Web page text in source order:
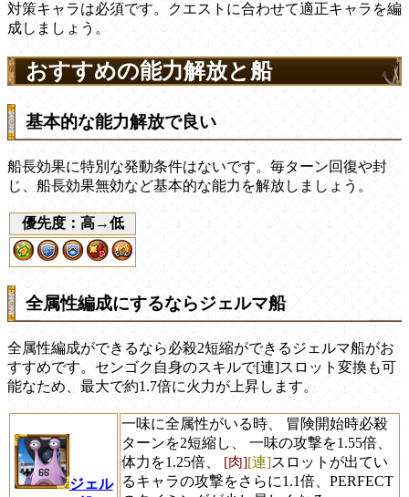
対策キャラは必須です。クエストに合わせて適正キャラを編
成しましょう。
おすすめの能力解放と船
基本的な能力解放で良い
船長効果に特別な発動条件はないです。毎ターン回復や封
じ、船長効果無効など基本的な能力を解放しましょう。
優先度：高→低
全属性編成にするならジェルマ船
全属性編成ができるなら必殺2短縮ができるジェルマ船がお
すすめです。センゴク自身のスキルで[連]スロット変換も可
能なため、最大で約1.7倍に火力が上昇します。
ジェル
一味に全属性がいる時、 冒険開始時必殺
ターンを2短縮し、 一味の攻撃を1.55倍、
体力を1.25倍、 [肉][連]スロットが出てい
るキャラの攻撃をさらに1.1倍、PERFECT